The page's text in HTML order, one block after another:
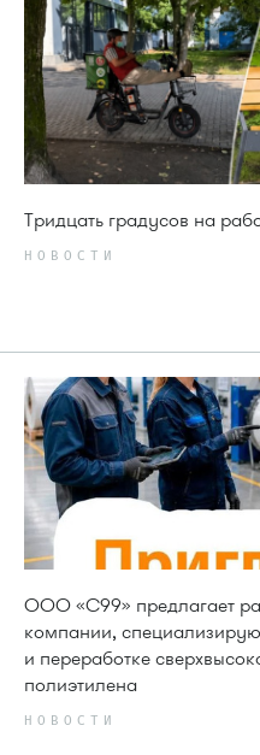
Тридцать градусов на
НОВОСТИ
ООО «С99» предлагает
компании,
и переработке
полиэтилена
НОВОСТИ